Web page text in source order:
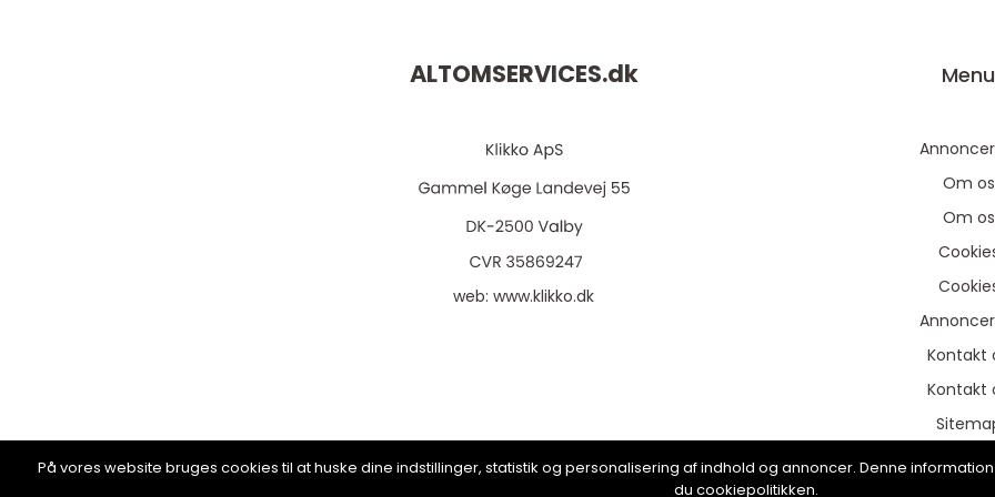
ALTOMSERVICES.dk
web:www.klikko.dk
Menu
Om os
Om os
Kontakt
Kontakt
På vores website bruges cookies til at huske dine indstillinger, statistik og personalisering af indhold og annoncer. Denne
du cookiepolitikken.